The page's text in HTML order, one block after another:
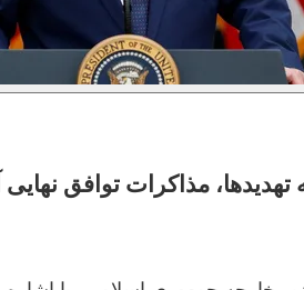
تهدیدها، مذاکرات توافق